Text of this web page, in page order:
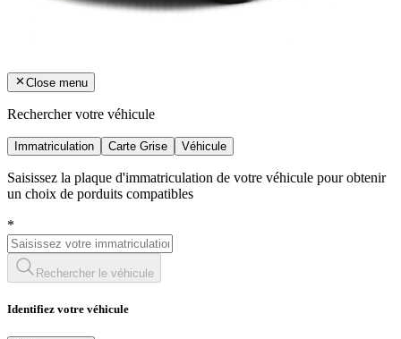
Close menu
Rechercher votre véhicule
Immatriculation Carte Grise Véhicule
Saisissez la plaque d'immatriculation de votre véhicule pour obtenir
un choix de porduits compatibles
*
Rechercher le véhicule
Identifiez votre véhicule